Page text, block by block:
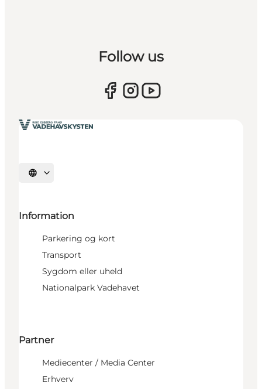
Follow us
Vælg sprog
Information
Parkering og kort
Transport
Sygdom eller uheld
Nationalpark Vadehavet
Partner
Mediecenter / Media Center
Erhverv